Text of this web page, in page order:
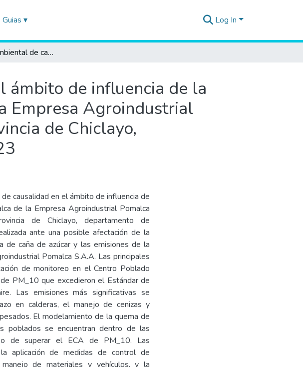
Guias ▾ Log In
Evaluación ambiental de causalidad en el ámbito de influencia de la Unidad Fiscalizable Planta Pomalca de la Empresa Agroindustrial Pomalca S.A.A, distrito de Pomalca, provincia de Chiclayo, departamento de Lambayeque, en el 2023
ámbito de influencia de la
Empresa Agroindustrial
de Chiclayo,
causalidad en el ámbito de influencia de
de la Empresa Agroindustrial Pomalca
de Chiclayo, departamento de
ante una posible afectación de la
de caña de azúcar y las emisiones de la
Pomalca S.A.A. Las principales
de monitoreo en el Centro Poblado
PM_10 que excedieron el Estándar de
Las emisiones más significativas se
en calderas, el manejo de cenizas y
El modelamiento de la quema de
poblados se encuentran dentro de las
de superar el ECA de PM_10. Las
la aplicación de medidas de control de
de materiales y vehículos, y la